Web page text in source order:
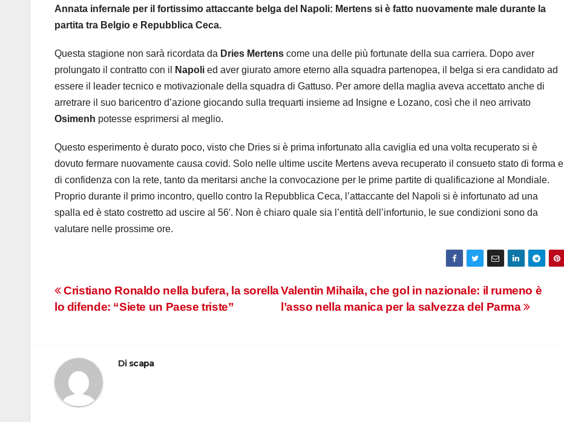
Annata infernale per il fortissimo attaccante belga del Napoli: Mertens si è fatto nuovamente male durante la
partita tra Belgio e Repubblica Ceca.
Questa stagione non sarà ricordata da Dries Mertens come una delle più fortunate della sua carriera. Dopo aver
prolungato il contratto con il
Napoli ed aver giurato amore eterno alla squadra partenopea, il belga si era candidato ad
essere il leader tecnico e motivazionale della squadra di Gattuso. Per amore della maglia aveva accettato anche di
arretrare il suo baricentro d’azione giocando sulla trequarti insieme ad Insigne e Lozano, così che il neo arrivato
Osimenh potesse esprimersi al meglio.
Questo esperimento è durato poco, visto che Dries si è prima infortunato alla caviglia ed una volta recuperato si è
dovuto fermare nuovamente causa covid. Solo nelle ultime uscite Mertens aveva recuperato il consueto stato di forma e
di confidenza con la rete, tanto da meritarsi anche la convocazione per le prime partite di qualificazione al Mondiale.
Proprio durante il primo incontro, quello contro la Repubblica Ceca, l’attaccante del Napoli si è infortunato ad una
spalla ed è stato costretto ad uscire al 56′. Non è chiaro quale sia l’entità dell’infortunio, le sue condizioni sono da
valutare nelle prossime ore.
Navigazione
Valentin Mihaila, che gol in nazionale: il rumeno è
l’asso nella manica per la salvezza del Parma
Cristiano Ronaldo nella bufera, la sorella
lo difende: “Siete un Paese triste”
Di scapa